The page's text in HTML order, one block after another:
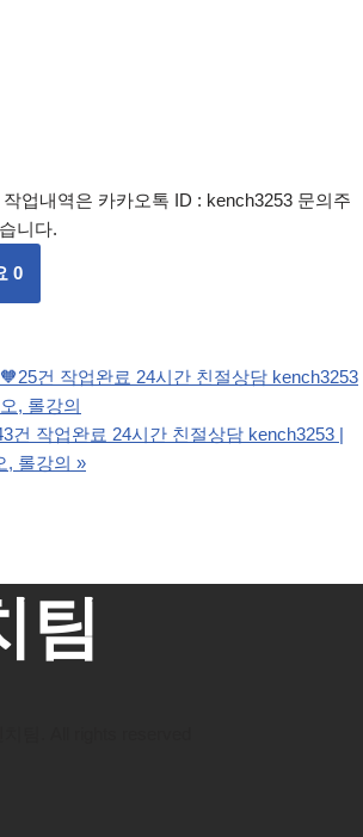
업내역은 카카오톡 ID : kench3253 문의주
니다.
0
건 작업완료 24시간 친절상담 kench3253
, 롤강의
건 작업완료 24시간 친절상담 kench3253 |
, 롤강의 »
팀